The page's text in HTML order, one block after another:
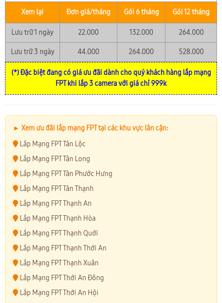
Xem lại Đơn giá/tháng Gói 6 tháng Gói 12 tháng
Lưu trữ 1 ngày 22.000 132.000 264.000
Lưu trữ 3 ngày 44.000 264.000 528.000
(*) Đặc biệt đang có giá ưu đãi dành cho quý khách hàng lắp mạng
FPT khi lắp 3 camera với giá chỉ 999k
► Xem ưu đãi lắp mạng FPT tại các khu vực lân cận:
Lắp Mạng FPT Tân Lộc
Lắp Mạng FPT Tân Long
Lắp Mạng FPT Tân Phước Hưng
Lắp Mạng FPT Tân Thạnh
Lắp Mạng FPT Thạnh An
Lắp Mạng FPT Thạnh Hòa
Lắp Mạng FPT Thạnh Quới
Lắp Mạng FPT Thạnh Thới An
Lắp Mạng FPT Thạnh Xuân
Lắp Mạng FPT Thới An Đông
Lắp Mạng FPT Thới An Hội